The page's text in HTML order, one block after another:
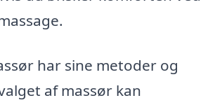
har sine metoder og
af massør kan